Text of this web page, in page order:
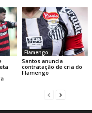
Flamengo
Santos anuncia
contratação de cria do
Flamengo